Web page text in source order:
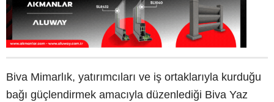
Biva Mimarlık, yatırımcıları ve iş ortaklarıyla kurduğu
bağı güçlendirmek amacıyla düzenlediği Biva Yaz